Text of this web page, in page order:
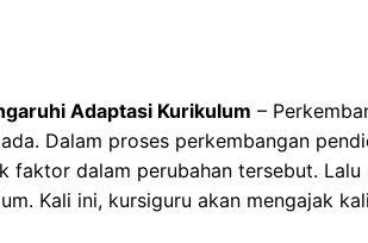
Adaptasi Kurikulum –
Dalam proses perkembangan
faktor dalam perubahan tersebut.
Kali ini, kursiguru akan mengajak